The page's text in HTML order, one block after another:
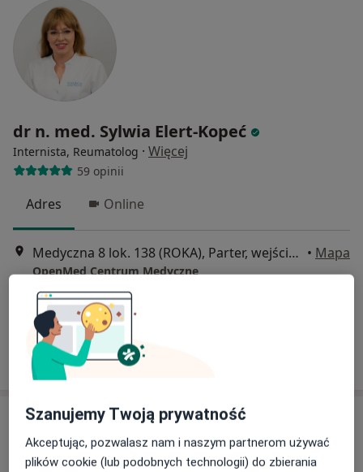
dr n. med. Sylwia Elert-Kopeć
Internista, Reumatolog · Więcej
59 opinii
Adres Online
Medyczna 8 lok. 138 (ROKA), Parter, wejście od ul. Honorowych Dawców Krwi, Płock • Mapa
OpenMed Centrum Medyczne
Konsultacja internistyczna
Poproś o wizytę
Szanujemy Twoją prywatność
Akceptując, pozwalasz nam i naszym partnerom używać
plików cookie (lub podobnych technologii) do zbierania